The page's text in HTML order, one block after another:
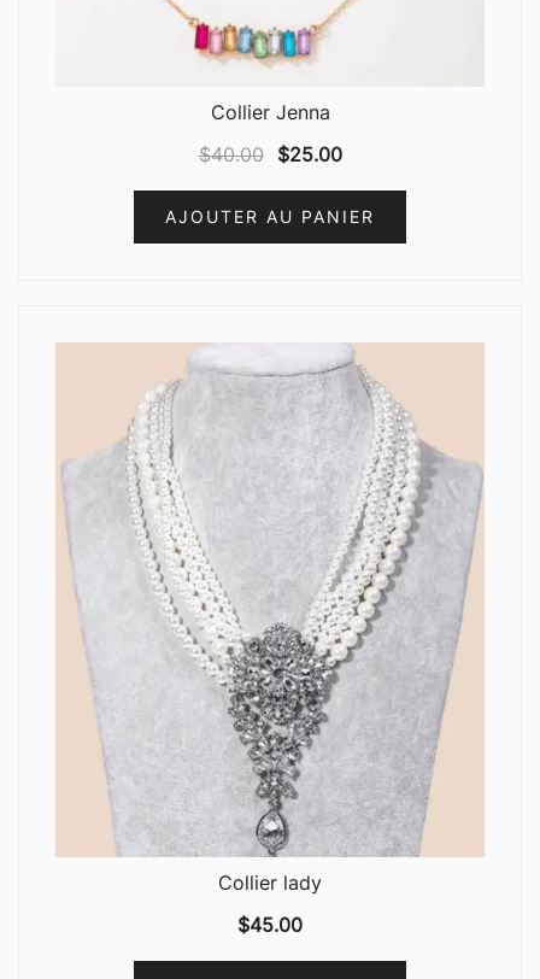
Collier Jenna
$40.00 $25.00
AJOUTER AU PANIER
Collier lady
$45.00